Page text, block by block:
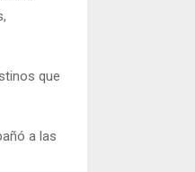
que
a las